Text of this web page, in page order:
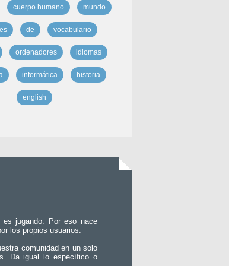
cuerpo humano mundo
de vocabulario
ordenadores idiomas
informática historia
english
es jugando. Por eso nace
los propios usuarios.
comunidad en un solo
Da igual lo específico o